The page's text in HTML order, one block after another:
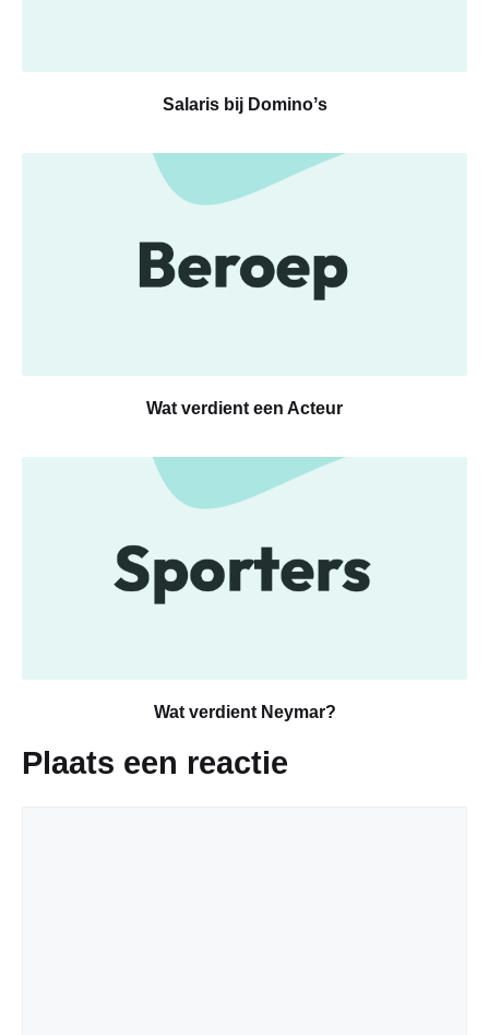
Salaris bij Dominoʼs
Wat verdient een Acteur
Wat verdient Neymar?
Plaats een reactie